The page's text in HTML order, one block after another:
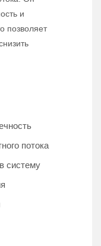
и
позволяет
потока
систему